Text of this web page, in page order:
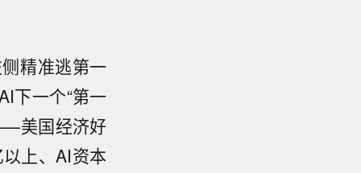
精准逃第一
下一个“第一
美国经济好
上、AI资本